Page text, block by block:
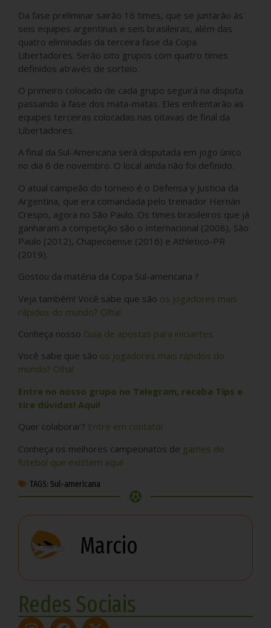
Da fase preliminar sairão 16 times, que se juntarão às
seis equipes argentinas e seis brasileiras, além das
quatro eliminadas da terceira fase da Copa
Libertadores. Serão oito grupos com quatro times
definidos através de sorteio.
O primeiro colocado de cada grupo seguirá na disputa
passando à fase dos mata-matas. Eles enfrentarão as
equipes terceiras colocadas nas oitavas de final da
Libertadores.
A final da Sul-Americana será disputada em jogo único
no dia 6 de novembro. O local ainda não foi definido.
O atual campeão do torneio é o Defensa y Justicia da
Argentina, que era comandada pelo treinador Hernán
Crespo, agora no São Paulo. Os times brasileiros que já
ganharam a competição são o Internacional (2008), São
Paulo (2012), Chapecoense (2016) e Athletico-PR
(2019).
Gostou da matéria da Copa Sul-americana ?
Veja também! Você sabe que são os jogadores mais
rápidos do mundo? Olha!
Conheça nosso Guia de apostas para iniciantes.
Você sabe que são os jogadores mais rápidos do
mundo? Olha!
Entre no nosso grupo no Telegram, receba Tips e
tire dúvidas! Aqui!
Quer colaborar? Entre em contato!
Conheça os melhores campeonatos de games de
futebol que existem aqui!
TAGS: Sul-americana
Marcio
Redes Sociais